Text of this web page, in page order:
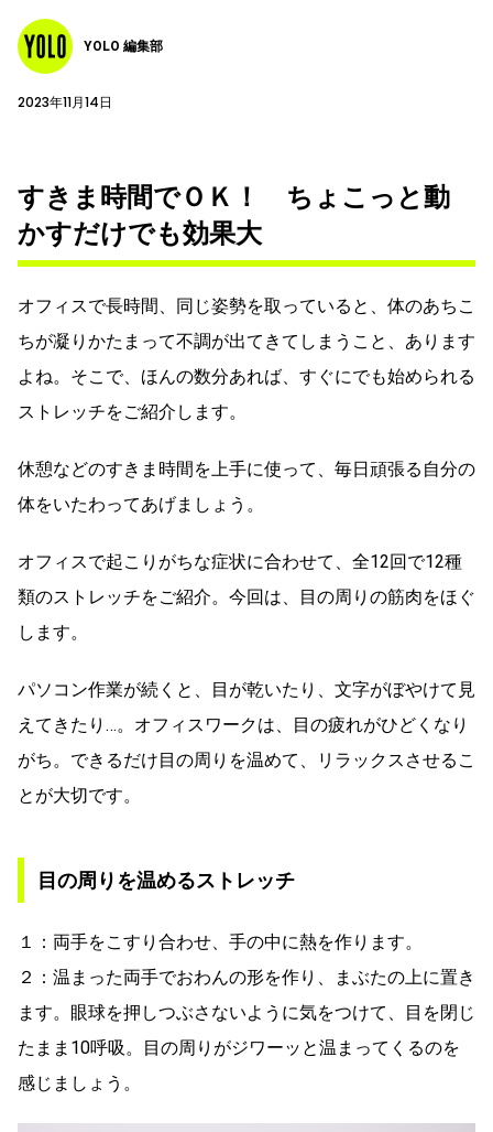
YOLO 編集部
2023年11月14日
すきま時間でＯＫ！ ちょこっと動
かすだけでも効果大
オフィスで長時間、同じ姿勢を取っていると、体のあちこ
ちが凝りかたまって不調が出てきてしまうこと、あります
よね。そこで、ほんの数分あれば、すぐにでも始められる
ストレッチをご紹介します。
休憩などのすきま時間を上手に使って、毎日頑張る自分の
体をいたわってあげましょう。
オフィスで起こりがちな症状に合わせて、全12回で12種
類のストレッチをご紹介。今回は、目の周りの筋肉をほぐ
します。
パソコン作業が続くと、目が乾いたり、文字がぼやけて見
えてきたり…。オフィスワークは、目の疲れがひどくなり
がち。できるだけ目の周りを温めて、リラックスさせるこ
とが大切です。
目の周りを温めるストレッチ
１：両手をこすり合わせ、手の中に熱を作ります。
２：温まった両手でおわんの形を作り、まぶたの上に置き
ます。眼球を押しつぶさないように気をつけて、目を閉じ
たまま10呼吸。目の周りがジワーッと温まってくるのを
感じましょう。